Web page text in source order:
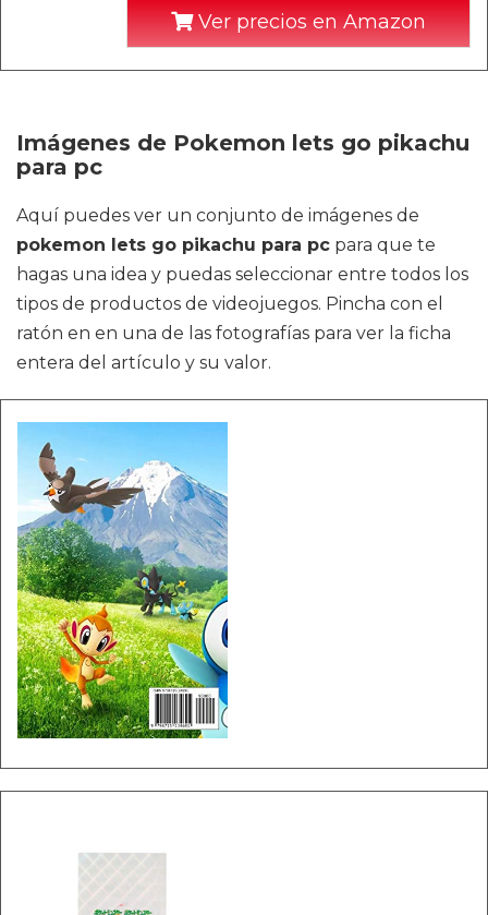
Ver precios en Amazon
Imágenes de Pokemon lets go pikachu
para pc
Aquí puedes ver un conjunto de imágenes de
pokemon lets go pikachu para pc para que te
hagas una idea y puedas seleccionar entre todos los
tipos de productos de videojuegos. Pincha con el
ratón en en una de las fotografías para ver la ficha
entera del artículo y su valor.